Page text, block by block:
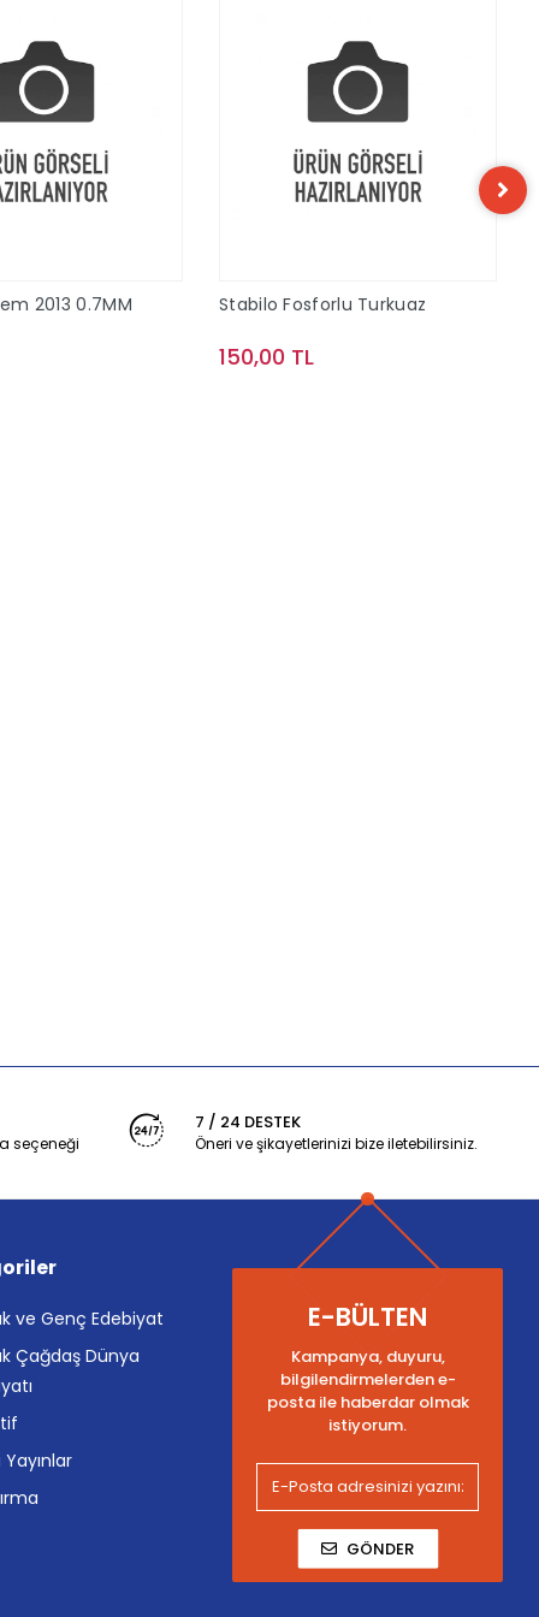
2013 0.7MM Stabilo Fosforlu Turkuaz
150,00 TL
seçeneği
7 / 24 DESTEK
Öneri ve şikayetlerinizi bize iletebilirsiniz.
ve Genç Edebiyat
Çağdaş Dünya
Yayınlar
E-BÜLTEN
Kampanya, duyuru,
bilgilendirmelerden e-
posta ile haberdar olmak
istiyorum.
GÖNDER